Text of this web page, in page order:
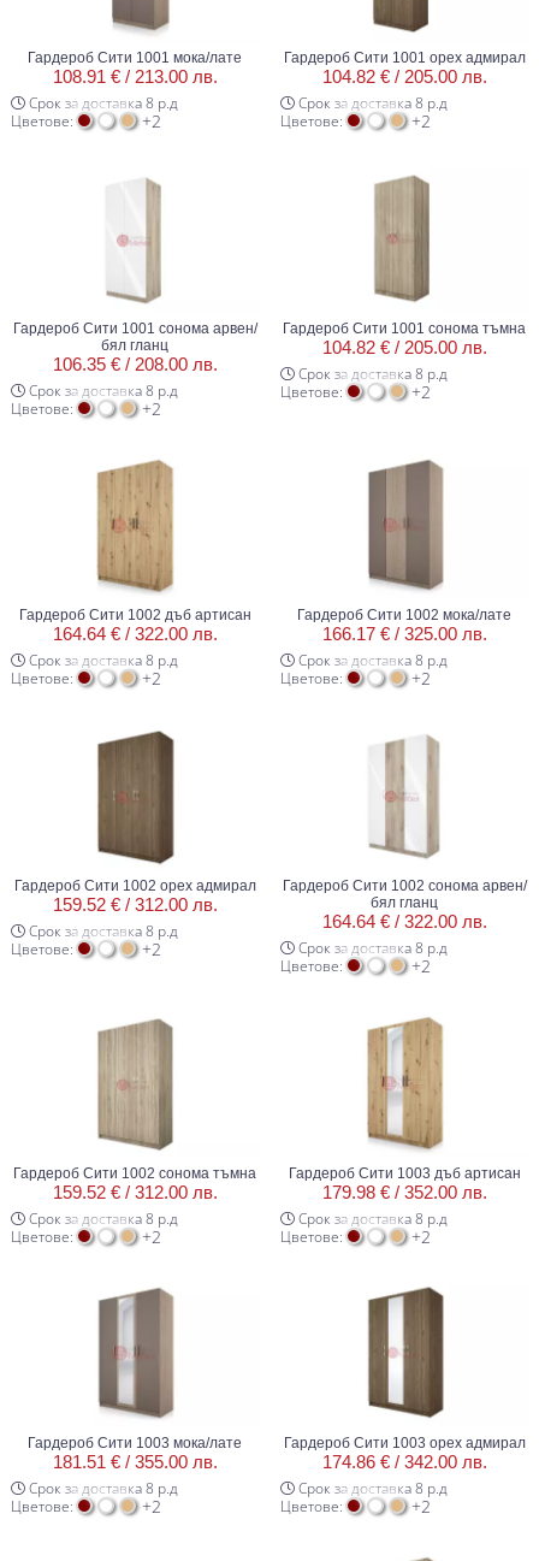
Гардероб Сити 1001 мока/лате
108.91 € / 213.00 лв.
Срок за доставка 8 р.д
Цветове:
+2
Гардероб Сити 1001 орех адмирал
104.82 € / 205.00 лв.
Срок за доставка 8 р.д
Цветове:
+2
Гардероб Сити 1001 сонома арвен/
бял гланц
106.35 € / 208.00 лв.
Срок за доставка 8 р.д
Цветове:
+2
Гардероб Сити 1001 сонома тъмна
104.82 € / 205.00 лв.
Срок за доставка 8 р.д
Цветове:
+2
Гардероб Сити 1002 дъб артисан
164.64 € / 322.00 лв.
Срок за доставка 8 р.д
Цветове:
+2
Гардероб Сити 1002 мока/лате
166.17 € / 325.00 лв.
Срок за доставка 8 р.д
Цветове:
+2
Гардероб Сити 1002 орех адмирал
159.52 € / 312.00 лв.
Срок за доставка 8 р.д
Цветове:
+2
Гардероб Сити 1002 сонома арвен/
бял гланц
164.64 € / 322.00 лв.
Срок за доставка 8 р.д
Цветове:
+2
Гардероб Сити 1002 сонома тъмна
159.52 € / 312.00 лв.
Срок за доставка 8 р.д
Цветове:
+2
Гардероб Сити 1003 дъб артисан
179.98 € / 352.00 лв.
Срок за доставка 8 р.д
Цветове:
+2
Гардероб Сити 1003 мока/лате
181.51 € / 355.00 лв.
Срок за доставка 8 р.д
Цветове:
+2
Гардероб Сити 1003 орех адмирал
174.86 € / 342.00 лв.
Срок за доставка 8 р.д
Цветове:
+2